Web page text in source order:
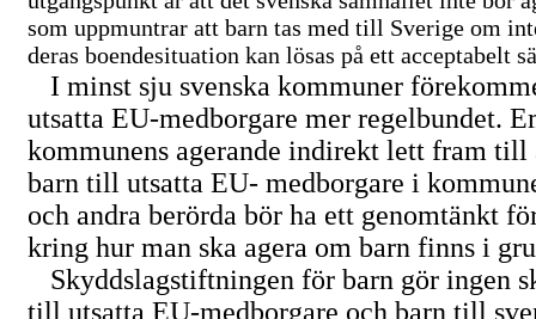
som uppmuntrar att barn tas med till Sverige om
deras boendesituation kan lösas på ett acceptabelt
I minst sju svenska kommuner
utsatta EU-medborgare mer regelbundet.
kommunens agerande indirekt lett fram till
barn till utsatta EU- medborgare i
och andra berörda bör ha ett genomtänkt
kring hur man ska agera om barn finns i
Skyddslagstiftningen för barn gör ingen
till utsatta EU-medborgare och barn till